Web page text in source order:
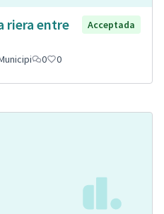
riera entre
Acceptada
0 0